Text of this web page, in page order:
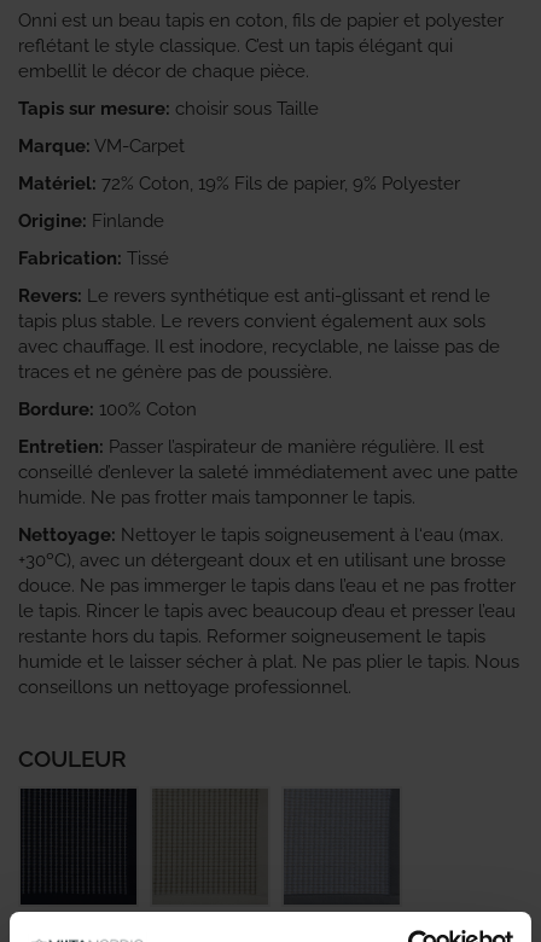
Onni est un beau tapis en coton, fils de papier et polyester
reflétant le style classique. C’est un tapis élégant qui
embellit le décor de chaque pièce.
Tapis sur mesure: choisir sous Taille
Marque: VM-Carpet
Matériel: 72% Coton, 19% Fils de papier, 9% Polyester
Origine: Finlande
Fabrication: Tissé
Revers: Le revers synthétique est anti-glissant et rend le
tapis plus stable. Le revers convient également aux sols
avec chauffage. Il est inodore, recyclable, ne laisse pas de
traces et ne génère pas de poussière.
Bordure: 100% Coton
Entretien: Passer l’aspirateur de manière régulière. Il est
conseillé d’enlever la saleté immédiatement avec une patte
humide. Ne pas frotter mais tamponner le tapis.
Nettoyage: Nettoyer le tapis soigneusement à l‘eau (max.
+30ºC), avec un détergeant doux et en utilisant une brosse
douce. Ne pas immerger le tapis dans l’eau et ne pas frotter
le tapis. Rincer le tapis avec beaucoup d’eau et presser l’eau
restante hors du tapis. Reformer soigneusement le tapis
humide et le laisser sécher à plat. Ne pas plier le tapis. Nous
conseillons un nettoyage professionnel.
COULEUR